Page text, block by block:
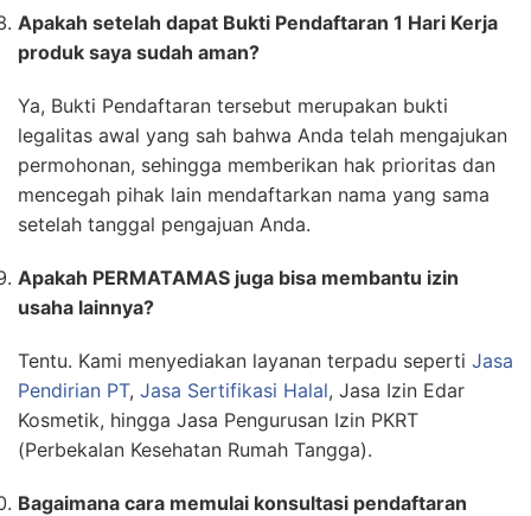
Apakah setelah dapat Bukti Pendaftaran 1 Hari Kerja
produk saya sudah aman?
Ya, Bukti Pendaftaran tersebut merupakan bukti
legalitas awal yang sah bahwa Anda telah mengajukan
permohonan, sehingga memberikan hak prioritas dan
mencegah pihak lain mendaftarkan nama yang sama
setelah tanggal pengajuan Anda.
Apakah PERMATAMAS juga bisa membantu izin
usaha lainnya?
Tentu. Kami menyediakan layanan terpadu seperti Jasa
Pendirian PT, Jasa Sertifikasi Halal, Jasa Izin Edar
Kosmetik, hingga Jasa Pengurusan Izin PKRT
(Perbekalan Kesehatan Rumah Tangga).
Bagaimana cara memulai konsultasi pendaftaran